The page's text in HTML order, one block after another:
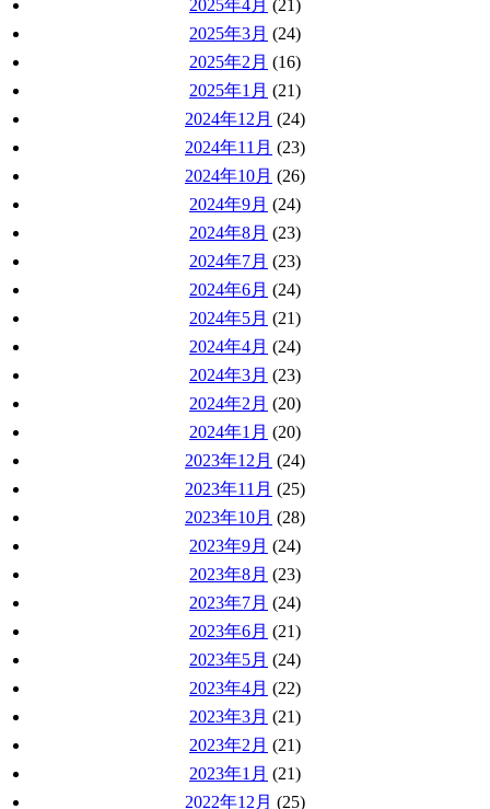
2025年4月 (21)
2025年3月 (24)
2025年2月 (16)
2025年1月 (21)
2024年12月 (24)
2024年11月 (23)
2024年10月 (26)
2024年9月 (24)
2024年8月 (23)
2024年7月 (23)
2024年6月 (24)
2024年5月 (21)
2024年4月 (24)
2024年3月 (23)
2024年2月 (20)
2024年1月 (20)
2023年12月 (24)
2023年11月 (25)
2023年10月 (28)
2023年9月 (24)
2023年8月 (23)
2023年7月 (24)
2023年6月 (21)
2023年5月 (24)
2023年4月 (22)
2023年3月 (21)
2023年2月 (21)
2023年1月 (21)
2022年12月 (25)